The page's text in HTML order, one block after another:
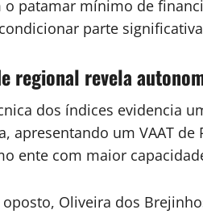
o patamar mínimo de
parte
regional revela
dos índices evidencia
apresentando um VAAT
ente com maior
Oliveira dos